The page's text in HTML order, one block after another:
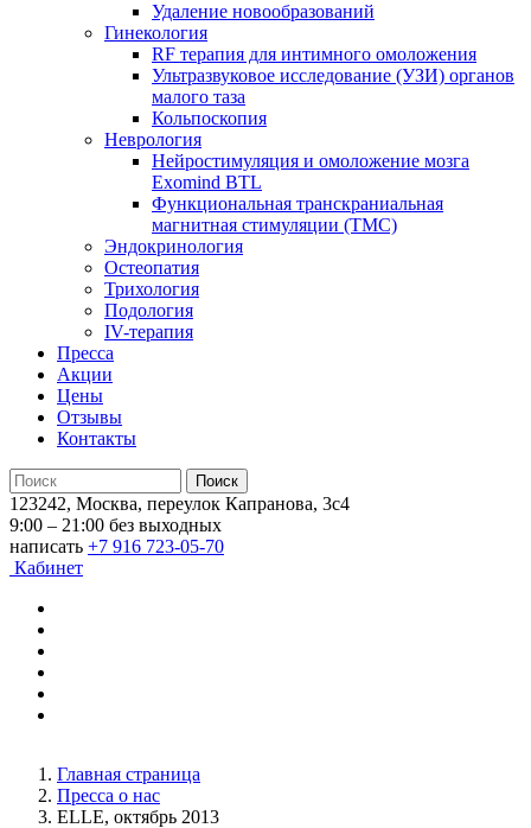
Удаление новообразований
Гинекология
RF терапия для интимного омоложения
Ультразвуковое исследование (УЗИ) органов
малого таза
Кольпоскопия
Неврология
Нейростимуляция и омоложение мозга
Exomind BTL
Функциональная транскраниальная
магнитная стимуляции (ТМС)
Эндокринология
Остеопатия
Трихология
Подология
IV-терапия
Пресса
Акции
Цены
Отзывы
Контакты
123242, Москва, переулок Капранова, 3с4
9:00 – 21:00 без выходных
написать +7 916 723-05-70
Кабинет
Главная страница
Пресса о нас
ELLE, октябрь 2013